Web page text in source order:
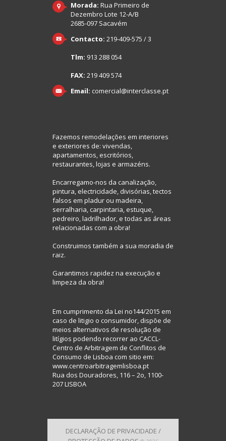
Morada: Rua Primeiro de
Dezembro Lote 12-A/B
2685-097 Sacavém
Contacto: 219-409-575 / 3
Tlm: 913 288 054
FAX: 219 409 574
Email: comercial@interclasse.pt
Fazemos remodelações em interiores
e exteriores de: vivendas,
apartamentos, escritórios,
restaurantes, lojas e armazéns.
Encarregamo-nos da canalização,
pintura, electricidade, divisórias, tectos
falsos em pladur ou madeira,
serralharia, carpintaria, estuque,
pedreiro, ladrilhador, e todas as áreas
relacionadas com a obra!
Construimos também a sua moradia de
raiz.
Garantimos rapidez na execução e
limpeza da obra!
Em cumprimento da Lei no144/2015 em
caso de litigio o consumidor, dispõe de
meios alternativos de resolução de
litígios podendo recorrer ao CACCL-
Centro de Arbitragem de Conflitos de
Consumo de Lisboa com sitio em:
www.centroarbitragemlisboa.pt
Rua dos Douradores, 116 – 2o, 1100-
207 LISBOA
DECLARAÇÃO DE PRIVACIDADE /